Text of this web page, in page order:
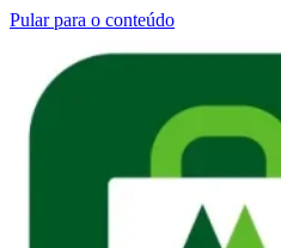
Pular para o conteúdo